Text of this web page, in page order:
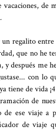
de
regalito
que no he
y después me
con lo
tiene de vida
de
de ese viaje a
de viaje